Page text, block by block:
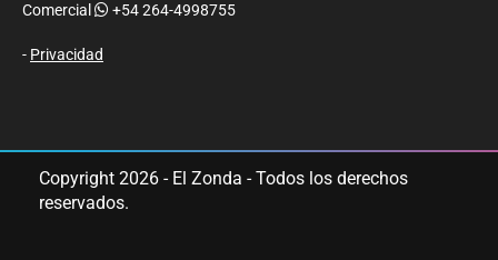
Comercial
+54 264-4998755
- Privacidad
Copyright 2026 - El Zonda - Todos los derechos
reservados.